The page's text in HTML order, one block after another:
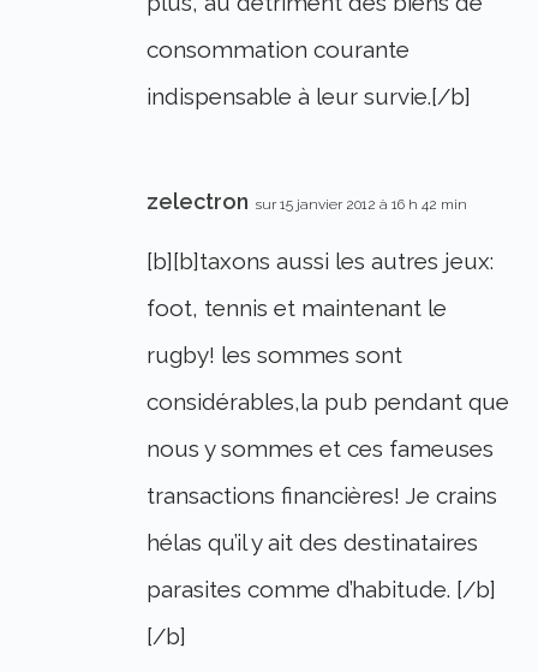
consommation courante
indispensable à leur survie.[/b]
zelectron sur 15 janvier 2012 à 16 h 42 min
[b][b]taxons aussi les autres jeux:
foot, tennis et maintenant le
rugby! les sommes sont
considérables,la pub pendant que
nous y sommes et ces fameuses
transactions financières! Je crains
hélas qu’il y ait des destinataires
parasites comme d’habitude. [/b]
[/b]